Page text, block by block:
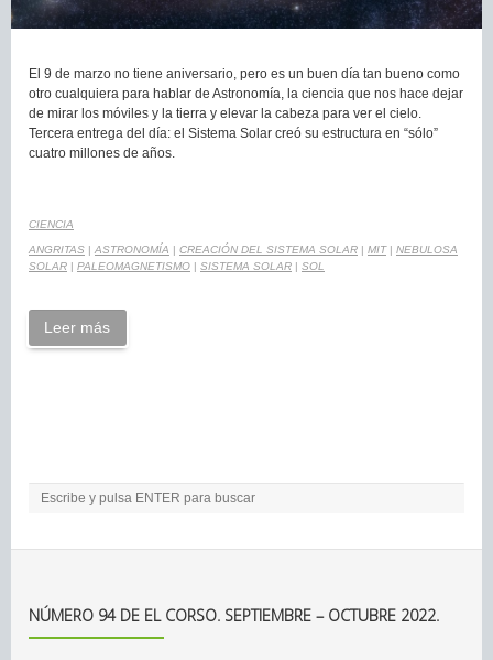
El 9 de marzo no tiene aniversario, pero es un buen día tan bueno como
otro cualquiera para hablar de Astronomía, la ciencia que nos hace dejar
de mirar los móviles y la tierra y elevar la cabeza para ver el cielo.
Tercera entrega del día: el Sistema Solar creó su estructura en “sólo”
cuatro millones de años.
CIENCIA
ANGRITAS | ASTRONOMÍA | CREACIÓN DEL SISTEMA SOLAR | MIT| NEBULOSA
SOLAR | PALEOMAGNETISMO | SISTEMA SOLAR | SOL
Leer más
NÚMERO 94 DE EL CORSO. SEPTIEMBRE – OCTUBRE 2022.